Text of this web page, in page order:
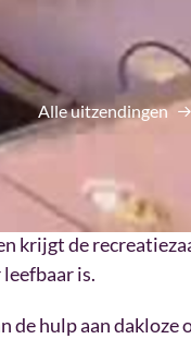
Alle uitzendingen
zij binnenkort gaan
krijgt de
is.
de hulp aan